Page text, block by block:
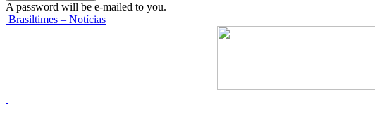
A password will be e-mailed to you.
Brasiltimes – Notícias